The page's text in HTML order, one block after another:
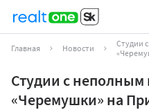
Главная Новости
Студии
Студии с
«Черемушки» на